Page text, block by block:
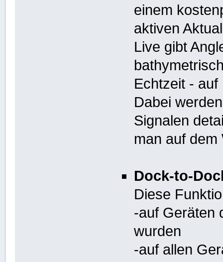
einem
aktiven
Live gibt
Echtzeit -
Dabei
Signalen
man auf
Dock-to-
Diese
-auf Geräten
wurden
-auf allen